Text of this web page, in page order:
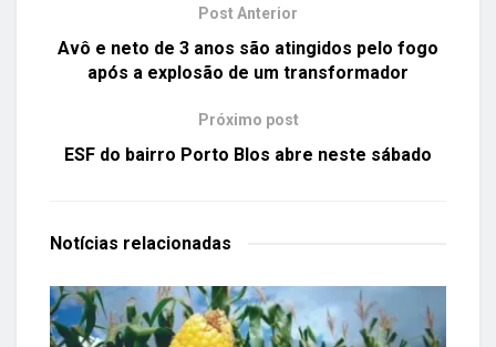
Post Anterior
Avô e neto de 3 anos são atingidos pelo fogo
após a explosão de um transformador
Próximo post
ESF do bairro Porto Blos abre neste sábado
Notícias relacionadas